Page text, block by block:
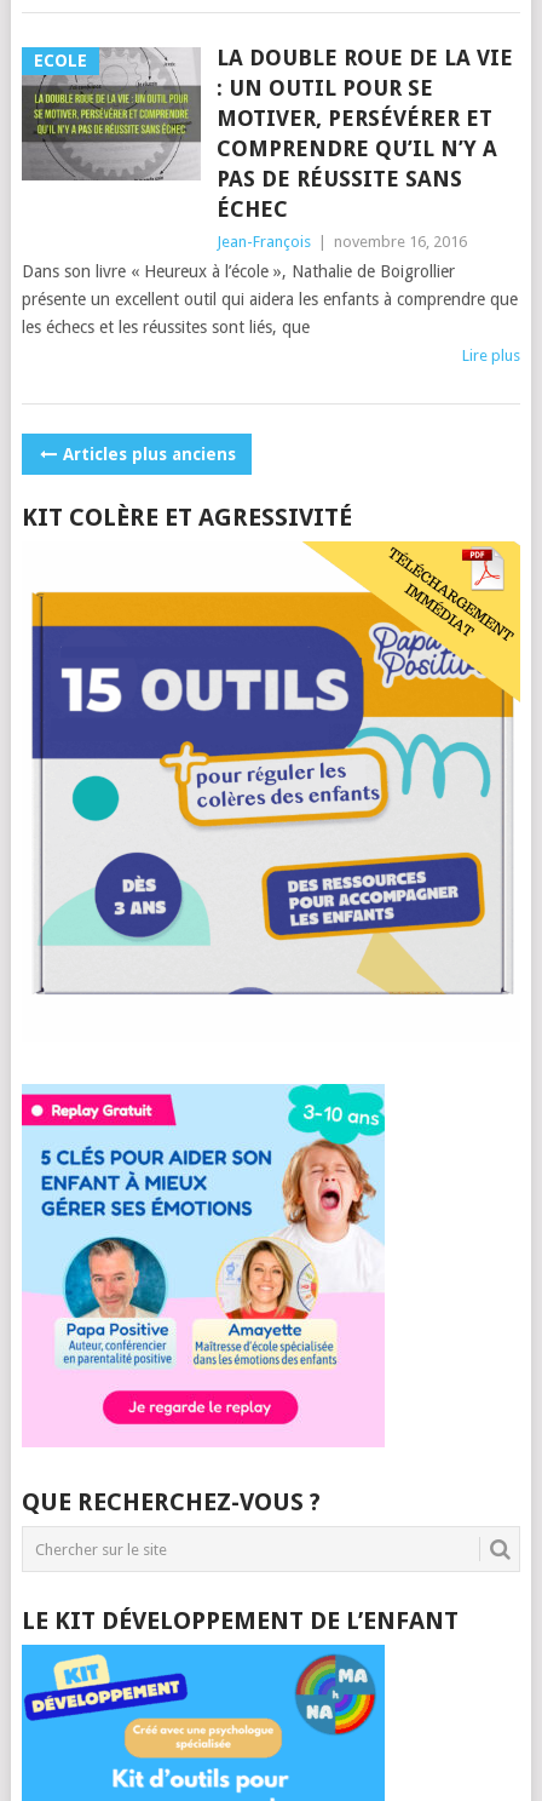
ECOLE
LA DOUBLE ROUE DE LA VIE
: UN OUTIL POUR SE
MOTIVER, PERSÉVÉRER ET
COMPRENDRE QU’IL N’Y A
PAS DE RÉUSSITE SANS
ÉCHEC
Jean-François novembre 16, 2016
Dans son livre « Heureux à l’école », Nathalie de Boigrollier
présente un excellent outil qui aidera les enfants à comprendre que
les échecs et les réussites sont liés, que
Lire plus
POSTS
Articles plus anciens
KIT COLÈRE ET AGRESSIVITÉ
QUE RECHERCHEZ-VOUS ?
LE KIT DÉVELOPPEMENT DE L’ENFANT